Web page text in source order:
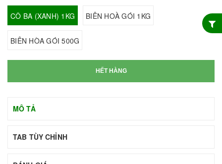
CÔ BA (XANH) 1KG BIÊN HOÀ GÓI 1KG
BIÊN HÒA GÓI 500G
HẾT HÀNG
MÔ TẢ
TAB TÙY CHỈNH